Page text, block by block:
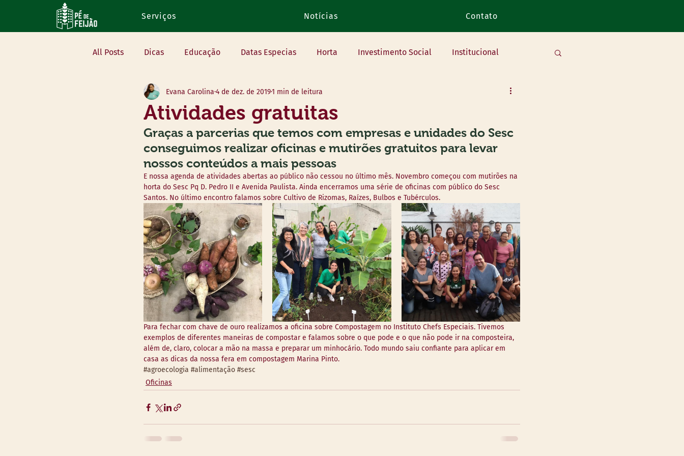
Serviços Notícias Contato
All Posts Dicas Educação Datas Especias Horta Investimento Social Institucional
Na mídia Eventos Voluntariado Oficinas
Atividades gratuitas
Evana Carolina 4 de dez. de 20191 min de leitura
Graças a parcerias que temos com empresas e unidades do Sesc
conseguimos realizar oficinas e mutirões gratuitos para levar
nossos conteúdos a mais pessoas
E nossa agenda de atividades abertas ao público não cessou no último mês. Novembro começou com mutirões na
horta do Sesc Pq D. Pedro II e Avenida Paulista. Ainda encerramos uma série de oficinas com público do Sesc
Santos. No último encontro falamos sobre Cultivo de Rizomas, Raízes, Bulbos e Tubérculos.
Para fechar com chave de ouro realizamos a oficina sobre Compostagem no Instituto Chefs Especiais. Tivemos
exemplos de diferentes maneiras de compostar e falamos sobre o que pode e o que não pode ir na composteira,
além de, claro, colocar a mão na massa e preparar um minhocário. Todo mundo saiu confiante para aplicar em
casa as dicas da nossa fera em compostagem Marina Pinto.
#agroecologia #alimentação #sesc
Oficinas